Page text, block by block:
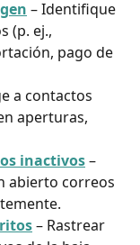
– Identifique
(p. ej.,
pago de
a contactos
aperturas,
inactivos –
abierto correos
– Rastrear